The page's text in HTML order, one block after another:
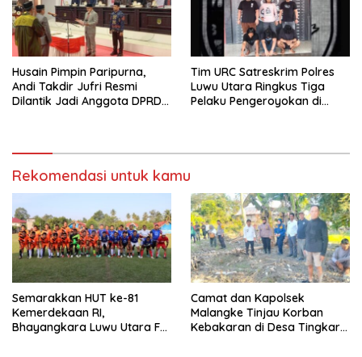
Husain Pimpin Paripurna,
Andi Takdir Jufri Resmi
Dilantik Jadi Anggota DPRD
Tim URC Satreskrim Polres
Luwu Utara Ringkus Tiga
Pelaku Pengeroyokan di
Rekomendasi untuk kamu
Semarakkan HUT ke-81
Kemerdekaan RI,
Bhayangkara Luwu Utara FC
Camat dan Kapolsek
Malangke Tinjau Korban
Kebakaran di Desa Tingkara,